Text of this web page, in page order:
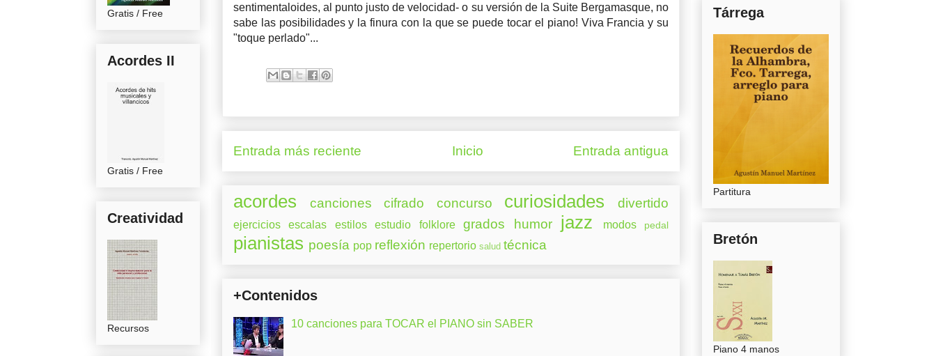
sentimentaloides, al punto justo de velocidad- o su versión de la Suite Bergamasque, no
sabe las posibilidades y la finura con la que se puede tocar el piano! Viva Francia y su
"toque perlado"...
Entrada más reciente Entrada antigua
Inicio
acordes canciones cifrado concurso curiosidades divertido
ejercicios escalas estilos estudio folklore grados humor jazz modos pedal
pianistas poesía pop reflexión repertorio salud técnica
+Contenidos
10 canciones para TOCAR el PIANO sin SABER
Gratis / Free
Acordes II
Gratis / Free
Creatividad
Recursos
Tárrega
Partitura
Bretón
Piano 4 manos